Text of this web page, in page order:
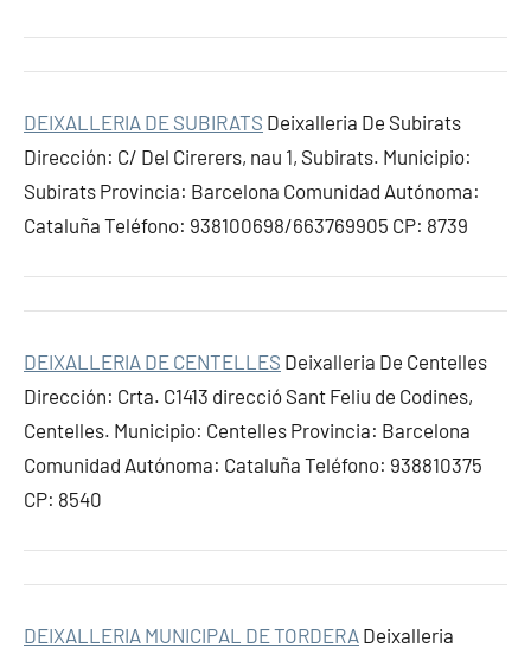
DEIXALLERIA DE SUBIRATS Deixalleria De Subirats
Dirección: C/ Del Cirerers, nau 1, Subirats. Municipio:
Subirats Provincia: Barcelona Comunidad Autónoma:
Cataluña Teléfono: 938100698/663769905 CP: 8739
DEIXALLERIA DE CENTELLES Deixalleria De Centelles
Dirección: Crta. C1413 direcció Sant Feliu de Codines,
Centelles. Municipio: Centelles Provincia: Barcelona
Comunidad Autónoma: Cataluña Teléfono: 938810375
CP: 8540
DEIXALLERIA MUNICIPAL DE TORDERA Deixalleria